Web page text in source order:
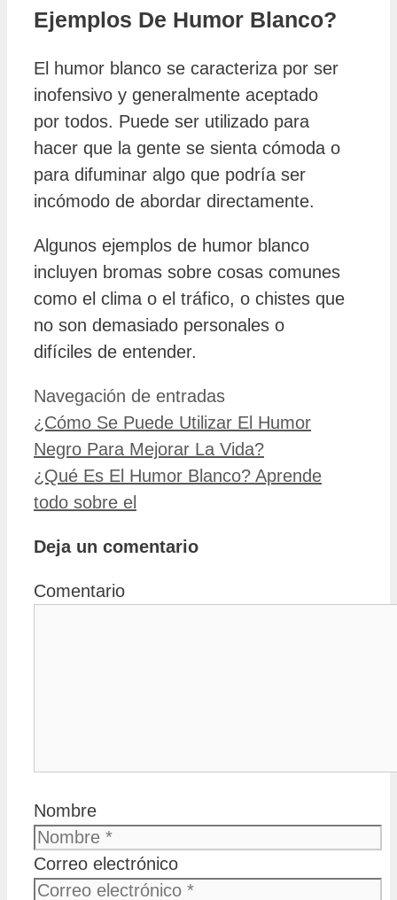
Ejemplos De Humor Blanco?
El humor blanco se caracteriza por ser
inofensivo y generalmente aceptado
por todos. Puede ser utilizado para
hacer que la gente se sienta cómoda o
para difuminar algo que podría ser
incómodo de abordar directamente.
Algunos ejemplos de humor blanco
incluyen bromas sobre cosas comunes
como el clima o el tráfico, o chistes que
no son demasiado personales o
difíciles de entender.
Navegación de entradas
¿Cómo Se Puede Utilizar El Humor
Negro Para Mejorar La Vida?
¿Qué Es El Humor Blanco? Aprende
todo sobre el
Deja un comentario
Comentario
Nombre
Correo electrónico